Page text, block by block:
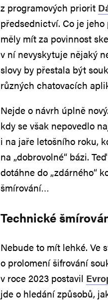
z programových priorit
předsednictví. Co je
měly mít za povinnost
v ní nevyskytuje nějaký
slovy by přestala být
různých chatovacích
Nejde o návrh úplně
kdy se však nepovedlo
i na jaře letošního roku,
na „dobrovolné“ bázi.
dotáhne do „zdárného“
šmírování…
Technické
Nebude to mít lehké. Ve
o prolomení šifrování
v roce 2023 postavil
jde o hledání způsobů,